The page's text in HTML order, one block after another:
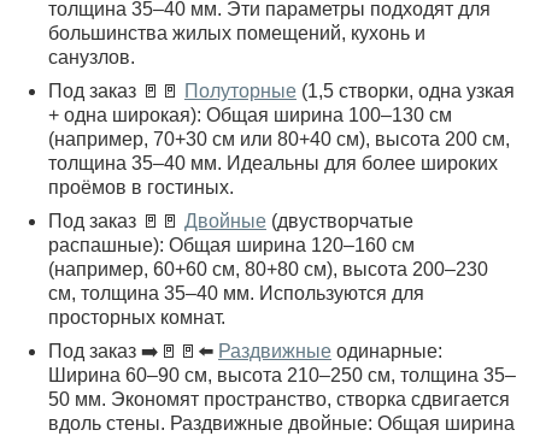
толщина 35–40 мм. Эти параметры подходят для
большинства жилых помещений, кухонь и
санузлов.
Под заказ 🚪🚪 Полуторные (1,5 створки, одна узкая
+ одна широкая): Общая ширина 100–130 см
(например, 70+30 см или 80+40 см), высота 200 см,
толщина 35–40 мм. Идеальны для более широких
проёмов в гостиных.
Под заказ 🚪🚪 Двойные (двустворчатые
распашные): Общая ширина 120–160 см
(например, 60+60 см, 80+80 см), высота 200–230
см, толщина 35–40 мм. Используются для
просторных комнат.
Под заказ ➡️🚪🚪⬅️ Раздвижные одинарные:
Ширина 60–90 см, высота 210–250 см, толщина 35–
50 мм. Экономят пространство, створка сдвигается
вдоль стены. Раздвижные двойные: Общая ширина